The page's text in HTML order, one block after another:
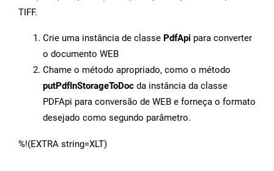
TIFF.
Crie uma instância de classe PdfApi para converter
o documento WEB
Chame o método apropriado, como o método
putPdfInStorageToDoc da instância da classe
PDFApi para conversão de WEB e forneça o formato
desejado como segundo parâmetro.
%!(EXTRA string=XLT)